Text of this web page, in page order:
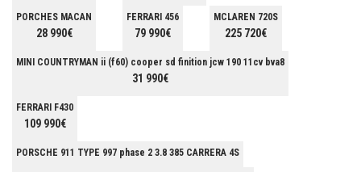
PORCHES MACAN
28 990€
FERRARI 456
79 990€
MCLAREN 720S
225 720€
MINI COUNTRYMAN ii (f60) cooper sd finition jcw 190 11cv bva8
31 990€
FERRARI F430
109 990€
PORSCHE 911 TYPE 997 phase 2 3.8 385 CARRERA 4S